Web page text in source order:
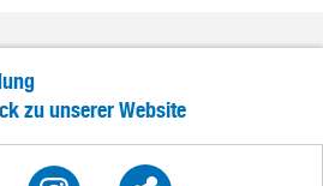
zu unserer Website